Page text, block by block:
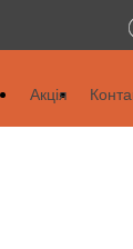
Акція